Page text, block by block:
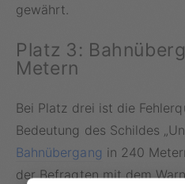
gewährt.
Platz 3:
Metern
Bei Platz drei ist die
Bedeutung des Schildes
Bahnübergang in 240
der Befragten mit dem